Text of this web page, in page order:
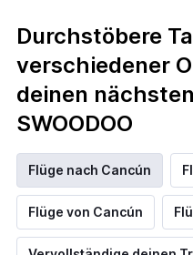
Durchstöbere
verschiedener
deinen
SWOODOO
Flüge nach Cancún
Flüge von Cancún